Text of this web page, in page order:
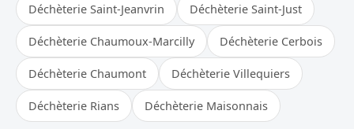
Déchèterie Saint-Jeanvrin Déchèterie Saint-Just
Déchèterie Chaumoux-Marcilly Déchèterie Cerbois
Déchèterie Chaumont Déchèterie Villequiers
Déchèterie Rians Déchèterie Maisonnais